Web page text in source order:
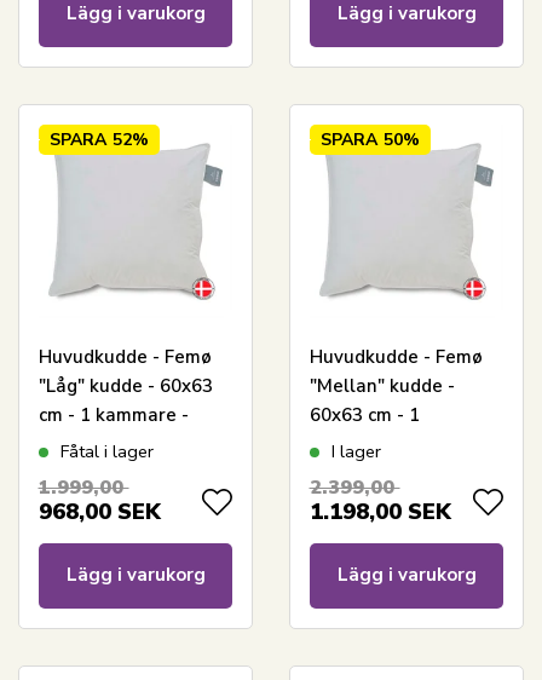
Lägg i varukorg Lägg i varukorg
SPARA 52%
Huvudkudde - Femø
"Låg" kudde - 60x63
cm - 1 kammare -
Quilts Of Denmark
Fåtal i lager
1.999,00
968,00 SEK
Lägg i varukorg
SPARA 50%
Huvudkudde - Femø
"Mellan" kudde -
60x63 cm - 1
kammare - Quilts Of
I lager
2.399,00
1.198,00 SEK
Lägg i varukorg